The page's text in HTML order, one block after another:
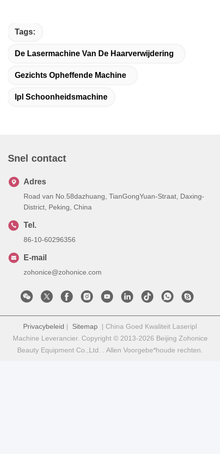
Tags:
De Lasermachine Van De Haarverwijdering
Gezichts Opheffende Machine
Ipl Schoonheidsmachine
Snel contact
Adres
Road van No.58dazhuang, TianGongYuan-Straat, Daxing-
District, Peking, China
Tel.
86-10-60296356
E-mail
zohonice@zohonice.com
Privacybeleid | Sitemap | China Goed Kwaliteit Laseripl
Machine Leverancier. Copyright © 2013-2026 Beijing Zohonice
Beauty Equipment Co.,Ltd. . Allen Voorgebe*houde rechten.